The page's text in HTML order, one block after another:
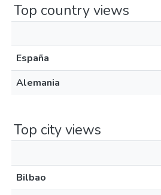
Top country views
España
Alemania
Top city views
Bilbao